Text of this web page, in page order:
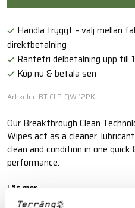
Handla tryggt – välj mellan
direktbetalning
Räntefri delbetalning upp till
Köp nu & betala sen
Artikelnr: BT-CLP-QW-12PK
Our Breakthrough Clean
Wipes act as a cleaner,
clean and condition in one
performance.
Läs mer